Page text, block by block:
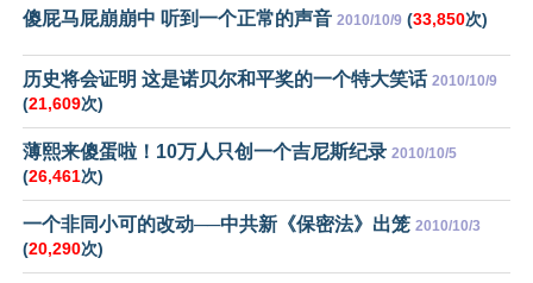
傻屁马屁崩崩中 听到一个正常的声音 2010/10/9 (33,850次)
历史将会证明 这是诺贝尔和平奖的一个特大笑话 2010/10/9
(21,609次)
薄熙来傻蛋啦！10万人只创一个吉尼斯纪录 2010/10/5
(26,461次)
一个非同小可的改动──中共新《保密法》出笼 2010/10/3
(20,290次)